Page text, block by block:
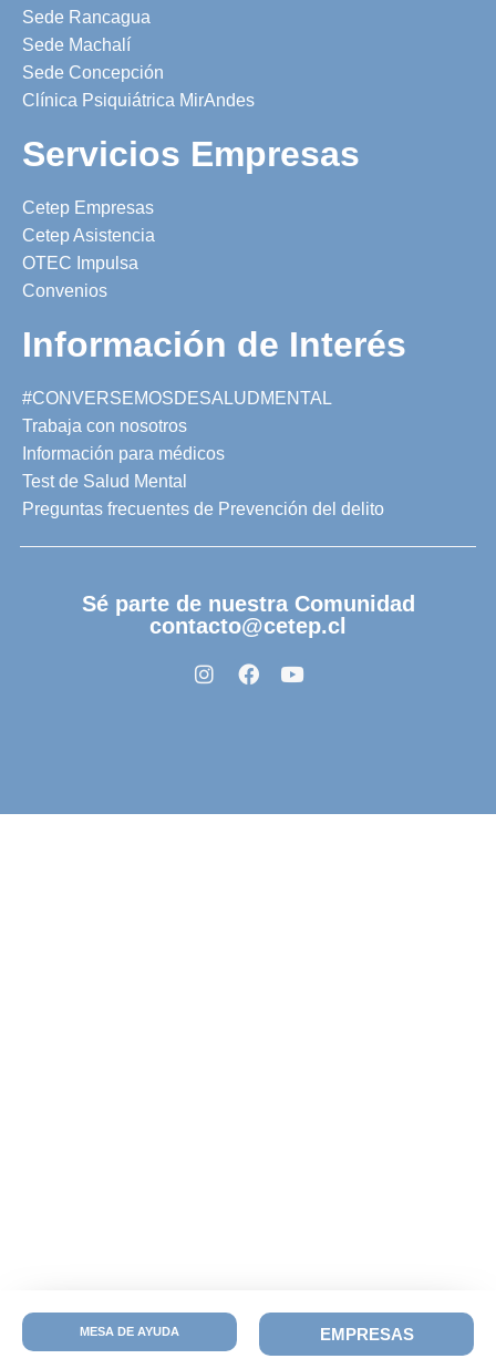
MESA DE AYUDA EMPRESAS
Sede Rancagua
Sede Machalí
Sede Concepción
Clínica Psiquiátrica MirAndes
Servicios Empresas
Cetep Empresas
Cetep Asistencia
OTEC Impulsa
Convenios
Información de Interés
#CONVERSEMOSDESALUDMENTAL
Trabaja con nosotros
Información para médicos
Test de Salud Mental
Preguntas frecuentes de Prevención del delito
Sé parte de nuestra Comunidad
contacto@cetep.cl